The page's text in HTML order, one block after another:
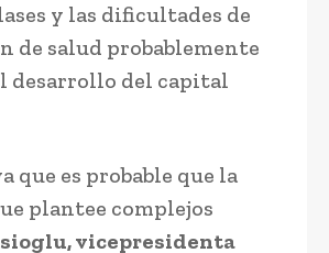
y las dificultades de
de salud probablemente
desarrollo del capital
que es probable que la
plantee complejos
vicepresidenta